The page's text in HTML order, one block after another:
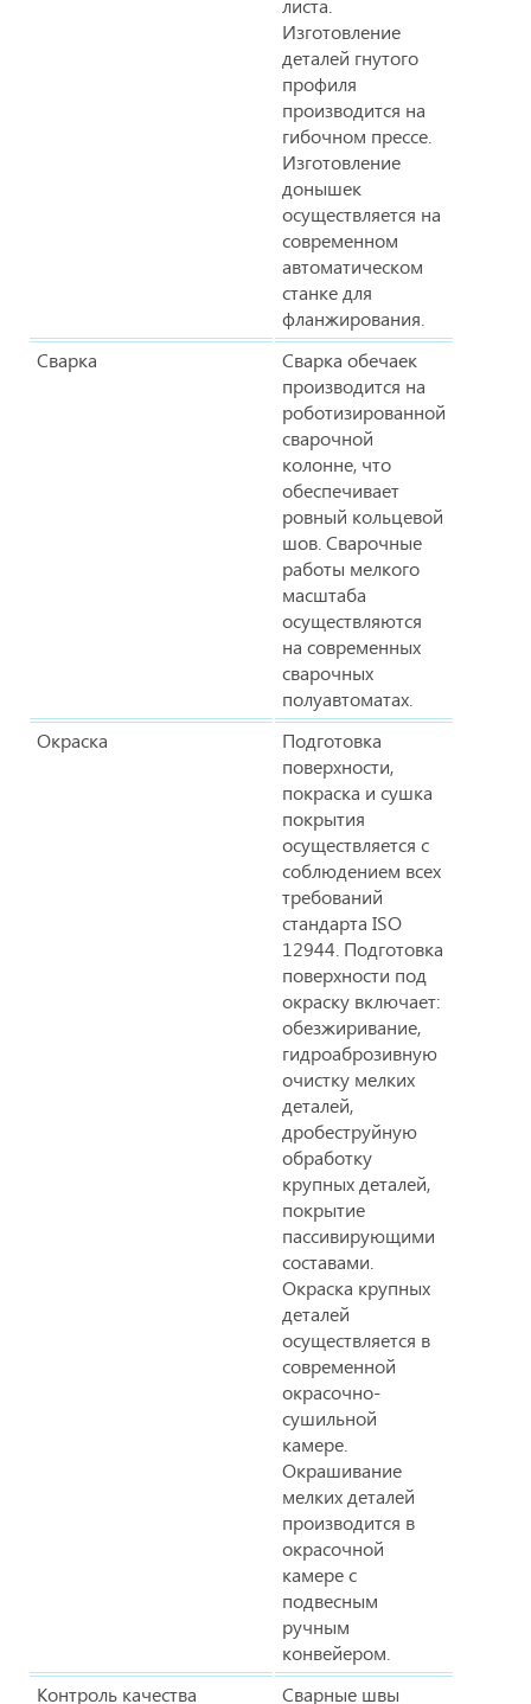
листа.
Изготовление
деталей гнутого
профиля
производится на
гибочном прессе.
Изготовление
донышек
осуществляется на
современном
автоматическом
станке для
фланжирования.
Сварка
Сварка обечаек
производится на
роботизированной
сварочной
колонне, что
обеспечивает
ровный кольцевой
шов. Сварочные
работы мелкого
масштаба
осуществляются
на современных
сварочных
полуавтоматах.
Окраска
Подготовка
поверхности,
покраска и сушка
покрытия
осуществляется с
соблюдением всех
требований
стандарта ISO
12944. Подготовка
поверхности под
окраску включает:
обезжиривание,
гидроаброзивную
очистку мелких
деталей,
дробеструйную
обработку
крупных деталей,
покрытие
пассивирующими
составами.
Окраска крупных
деталей
осуществляется в
современной
окрасочно-
сушильной
камере.
Окрашивание
мелких деталей
производится в
окрасочной
камере с
подвесным
ручным
конвейером.
Контроль качества
Сварные швы